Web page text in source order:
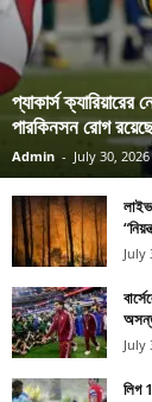
প্যাকার্স
পারকিনসন রোগ
Admin - July 30, 2026
July
July
লিগ